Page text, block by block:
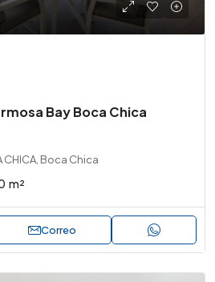
Bay Boca Chica
CHICA, Boca Chica
m²
Correo